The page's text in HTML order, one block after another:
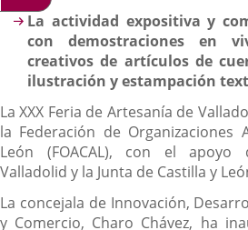
La actividad expositiva y
con demostraciones en
creativos de artículos de
ilustración y estampación
La XXX Feria de Artesanía de
la Federación de Organizaciones
León (FOACAL), con el apoyo
Valladolid y la Junta de Castilla y
La concejala de Innovación,
y Comercio, Charo Chávez, ha